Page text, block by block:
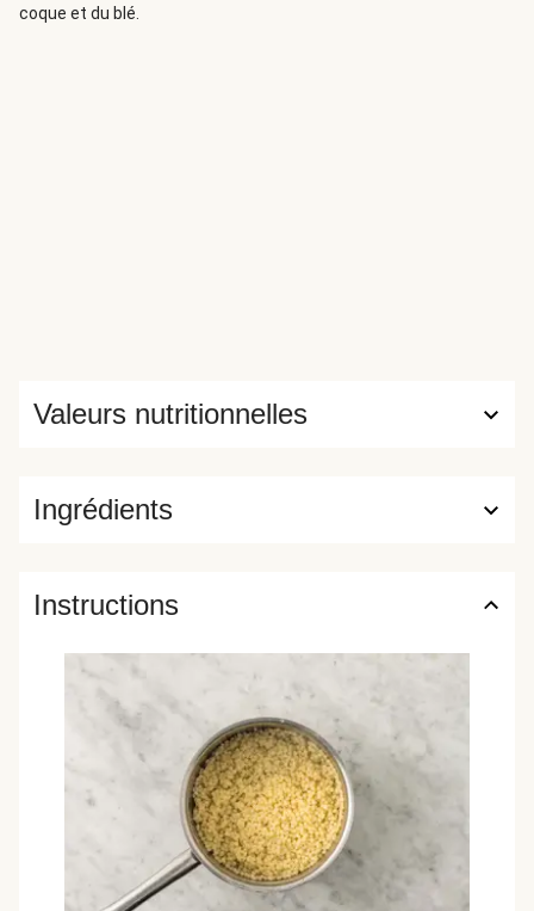
coque et du blé.
Ingrédients
Valeurs nutritionnelles
Instructions